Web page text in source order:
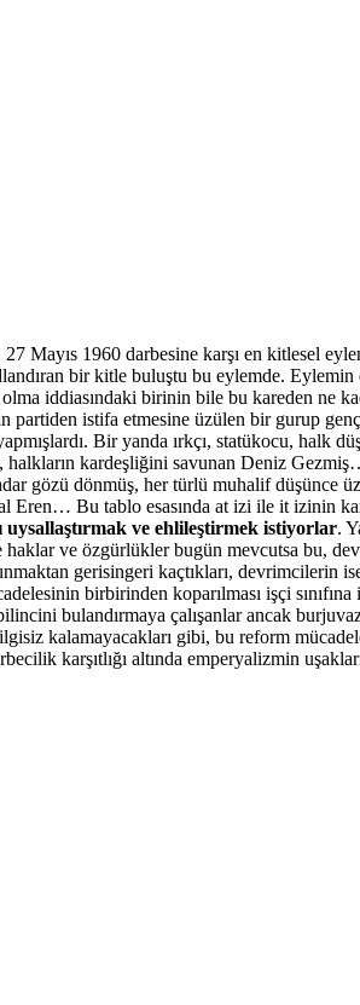
27 Mayıs 1960 darbesine karşı en kitlesel
bir kitle buluştu bu eylemde. Eylemin
iddiasındaki birinin bile bu kareden ne
partiden istifa etmesine üzülen bir gurup
Bir yanda ırkçı, statükocu, halk
halkların kardeşliğini savunan Deniz
gözü dönmüş, her türlü muhalif düşünce
Bu tablo esasında at izi ile it izinin
uysallaştırmak ve ehlileştirmek istiyorlar.
ve özgürlükler bugün mevcutsa bu,
gerisingeri kaçtıkları, devrimcilerin
birbirinden koparılması işçi sınıfına
bulandırmaya çalışanlar ancak
kalamayacakları gibi, bu reform
karşıtlığı altında emperyalizmin